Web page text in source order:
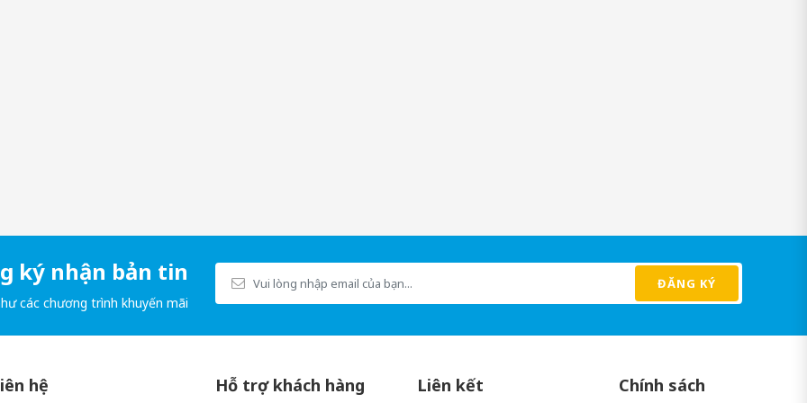
cân. Tinh chất trà xanh không chỉ giàu chất chống oxy hóa mà còn chứa catechin - một hợp chất có khả năng thúc đẩy quá
hơn.
trạng và tăng cường sự tập trung. Việc sử dụng sản phẩm chứa cà phê xanh cũng giúp giảm thiểu nguy cơ mắc các bệnh mãn
hoạt động hàng ngày.
thể.
ký nhận bản tin
các chương trình khuyến mãi
ĐĂNG KÝ
hệ Hỗ trợ khách hàng Liên kết Chính sách